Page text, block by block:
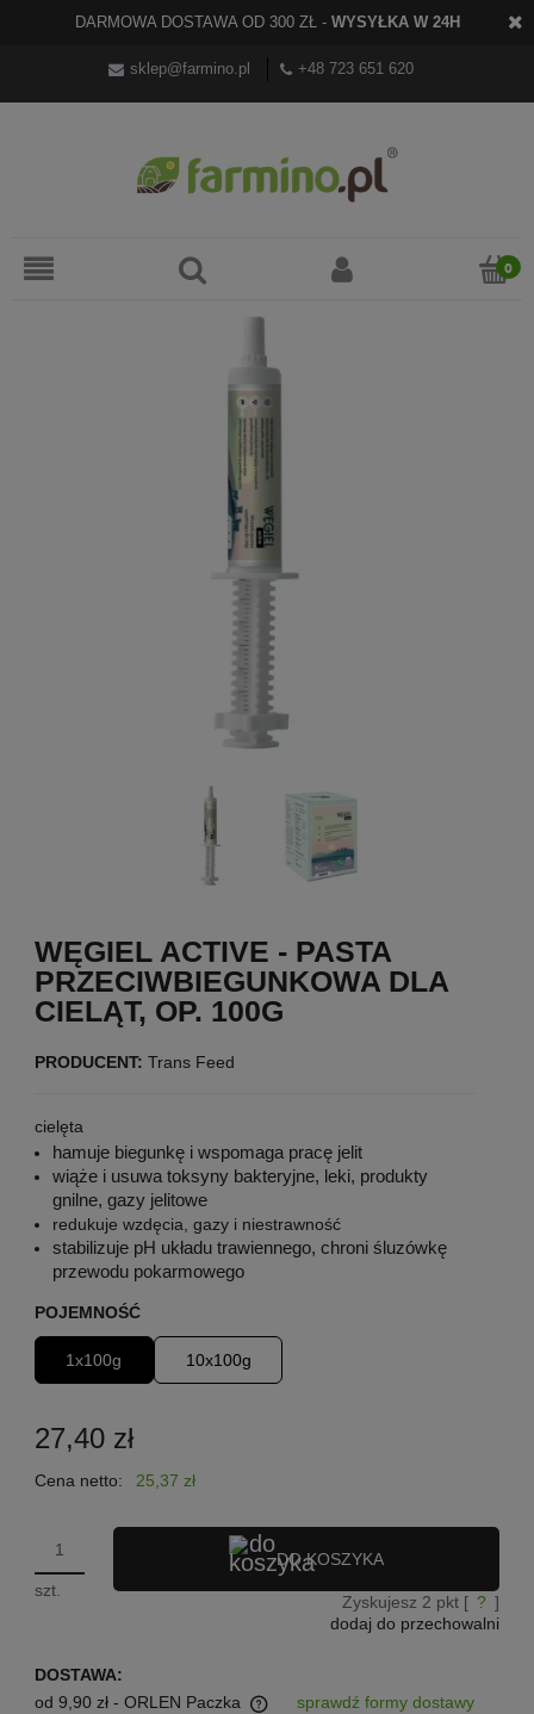
DARMOWA DOSTAWA OD 300 ZŁ - WYSYŁKA W 24H
sklep@farmino.pl +48 723 651 620
WĘGIEL ACTIVE - PASTA
PRZECIWBIEGUNKOWA DLA
CIELĄT, OP. 100G
PRODUCENT: Trans Feed
cielęta
hamuje biegunkę i wspomaga pracę jelit
wiąże i usuwa toksyny bakteryjne, leki, produkty
gnilne, gazy jelitowe
redukuje wzdęcia, gazy i niestrawność
stabilizuje pH układu trawiennego, chroni śluzówkę
przewodu pokarmowego
POJEMNOŚĆ
1x100g 10x100g
27,40 zł
Cena netto: 25,37 zł
szt.
DO KOSZYKA
Zyskujesz 2 pkt [ ? ]
dodaj do przechowalni
DOSTAWA:
od 9,90 zł - ORLEN Paczka sprawdź formy dostawy